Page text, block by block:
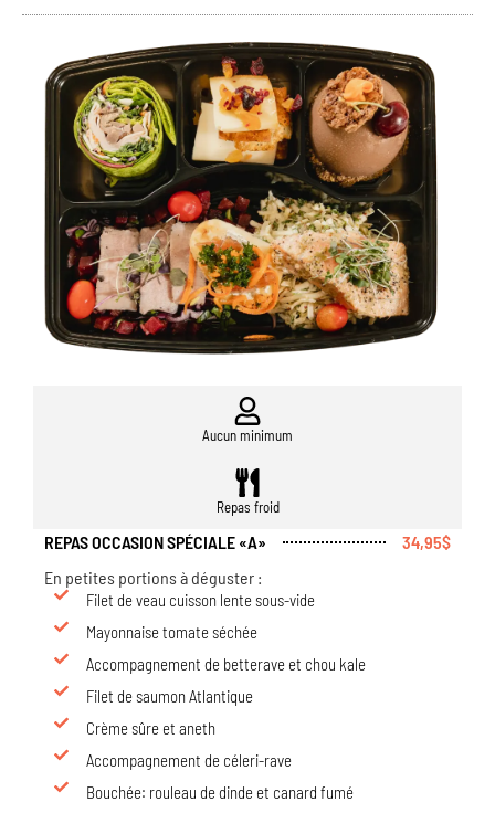
Aucun minimum
Repas froid
REPAS OCCASION SPÉCIALE «A»
34,95$
En petites portions à déguster :
Filet de veau cuisson lente sous-vide
Mayonnaise tomate séchée
Accompagnement de betterave et chou kale
Filet de saumon Atlantique
Crème sûre et aneth
Accompagnement de céleri-rave
Bouchée: rouleau de dinde et canard fumé